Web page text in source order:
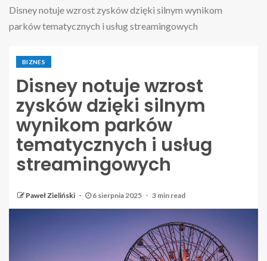
Disney notuje wzrost zysków dzięki silnym wynikom
parków tematycznych i usług streamingowych
BIZNES
Disney notuje wzrost
zysków dzięki silnym
wynikom parków
tematycznych i usług
streamingowych
Paweł Zieliński 6 sierpnia 2025 3 min read